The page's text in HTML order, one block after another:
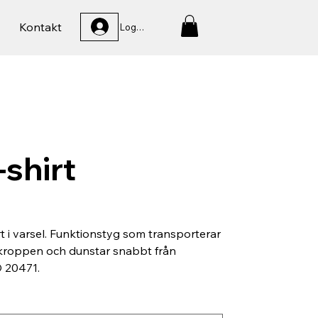
Kontakt Logga In
shirt
i varsel. Funktionstyg som transporterar
och dunstar snabbt från
20471.